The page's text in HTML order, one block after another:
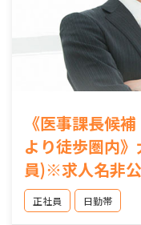
《医事課長候
より徒歩圏内
員)※求人名非
正社員 日勤帯